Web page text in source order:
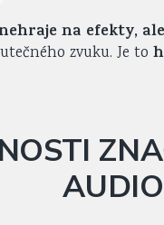
na efekty,
zvuku. Je to
AUDIO